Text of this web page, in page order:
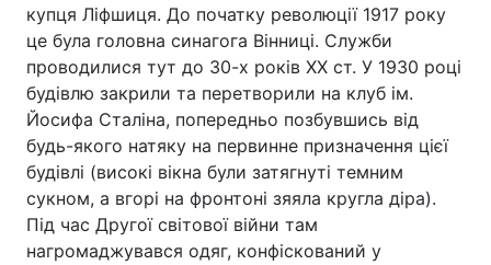
купця Ліфшиця. До початку революції 1917 року
це була головна синагога Вінниці. Служби
проводилися тут до 30-х років XX ст. У 1930 році
будівлю закрили та перетворили на клуб ім.
Йосифа Сталіна, попередньо позбувшись від
будь-якого натяку на первинне призначення цієї
будівлі (високі вікна були затягнуті темним
сукном, а вгорі на фронтоні зяяла кругла діра).
Під час Другої світової війни там
нагромаджувався одяг, конфіскований у